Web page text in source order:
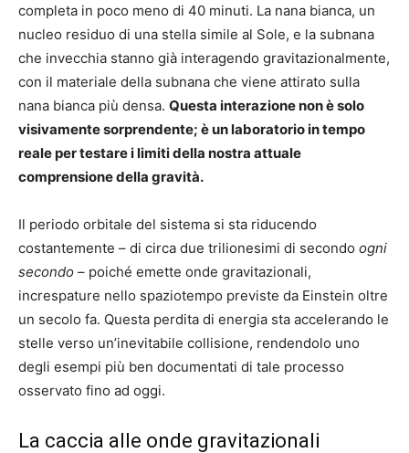
completa in poco meno di 40 minuti. La nana bianca, un
nucleo residuo di una stella simile al Sole, e la subnana
che invecchia stanno già interagendo gravitazionalmente,
con il materiale della subnana che viene attirato sulla
nana bianca più densa. Questa interazione non è solo
visivamente sorprendente; è un laboratorio in tempo
reale per testare i limiti della nostra attuale
comprensione della gravità.
Il periodo orbitale del sistema si sta riducendo
costantemente – di circa due trilionesimi di secondo ogni
secondo – poiché emette onde gravitazionali,
increspature nello spaziotempo previste da Einstein oltre
un secolo fa. Questa perdita di energia sta accelerando le
stelle verso un’inevitabile collisione, rendendolo uno
degli esempi più ben documentati di tale processo
osservato fino ad oggi.
La caccia alle onde gravitazionali